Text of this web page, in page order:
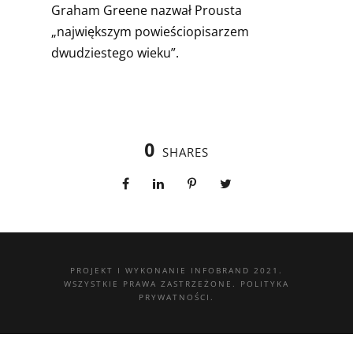
Graham Greene nazwał Prousta
„największym powieściopisarzem
dwudziestego wieku”.
0 SHARES
PROJEKT I WYKONANIE INFOBRAND 2021.
WSZYSTKIE PRAWA ZASTRZEŻONE. POLITYKA
PRYWATNOŚCI.